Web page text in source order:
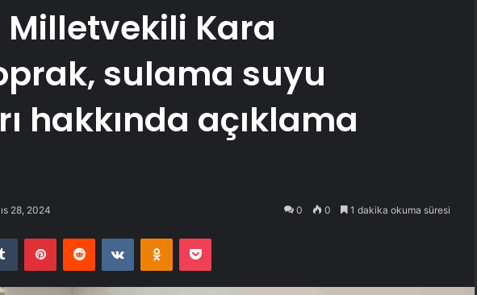
Milletvekili Kara
sulama suyu
hakkında açıklama
28, 2024 0 0 1 dakika okuma süresi
Tumblr PinterestReddit VKontakteOdnoklassniki
Pocket